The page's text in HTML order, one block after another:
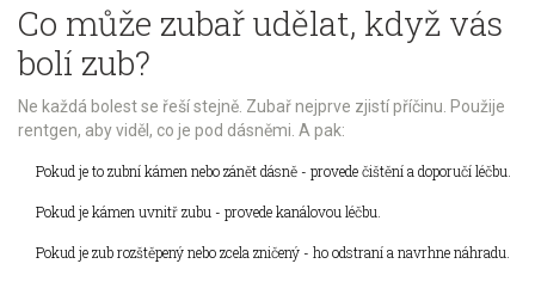
Co může zubař udělat, když vás
bolí zub?
Ne každá bolest se řeší stejně. Zubař nejprve zjistí příčinu. Použije
rentgen, aby viděl, co je pod dásněmi. A pak:
Pokud je to zubní kámen nebo zánět dásně - provede čištění a doporučí léčbu.
Pokud je kámen uvnitř zubu - provede kanálovou léčbu.
Pokud je zub rozštěpený nebo zcela zničený - ho odstraní a navrhne náhradu.